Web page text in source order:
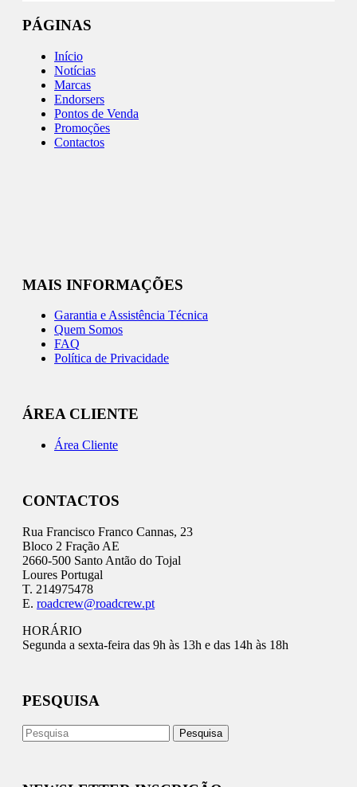
PÁGINAS
Início
Notícias
Marcas
Endorsers
Pontos de Venda
Promoções
Contactos
MAIS INFORMAÇÕES
Garantia e Assistência Técnica
Quem Somos
FAQ
Política de Privacidade
ÁREA CLIENTE
Área Cliente
CONTACTOS
Rua Francisco Franco Cannas, 23
Bloco 2 Fração AE
2660-500 Santo Antão do Tojal
Loures Portugal
T. 214975478
E. roadcrew@roadcrew.pt
HORÁRIO
Segunda a sexta-feira das 9h às 13h e das 14h às 18h
PESQUISA